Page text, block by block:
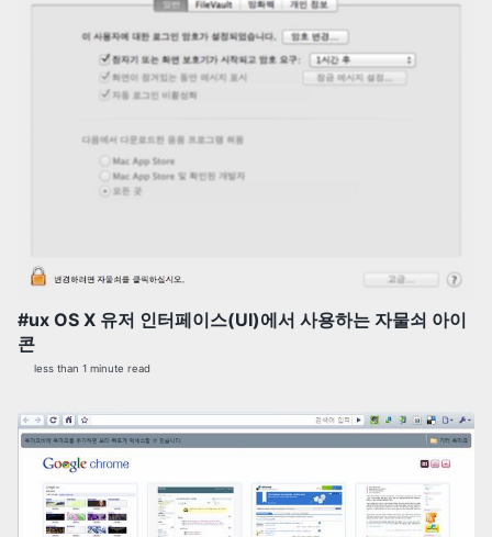
#ux OS X 유저 인터페이스(UI)에서 사용하는 자물쇠 아이
콘
less than 1 minute read